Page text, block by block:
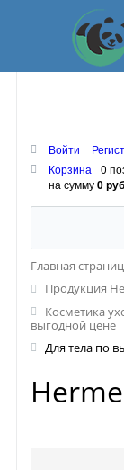
Войти
Корзина
0
на сумму0 руб
Главная
Продукция
Косметика
выгодной цене
Для тела по